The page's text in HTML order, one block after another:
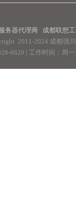
务器代理商
成都联想
2011-2024 成都强
6620 | 工作时间：周